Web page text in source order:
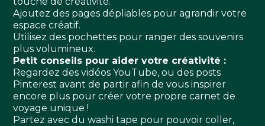
Ajoutez des pages dépliables pour agrandir votre
espace créatif.
Utilisez des pochettes pour ranger des souvenirs
plus volumineux.
Petit conseils pour aider votre créativité :
Regardez des vidéos YouTube, ou des posts
Pinterest avant de partir afin de vous inspirer
encore plus pour créer votre propre carnet de
voyage unique !
Partez avec du washi tape pour pouvoir coller,